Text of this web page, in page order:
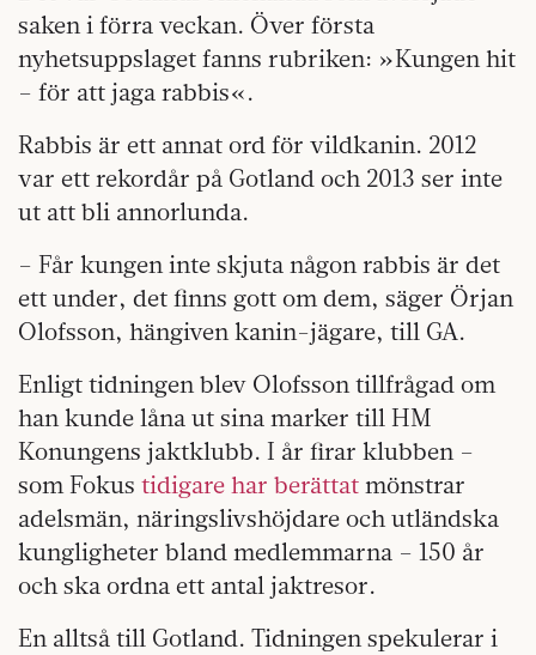
saken i förra veckan. Över första
nyhetsuppslaget fanns rubriken: »Kungen hit
– för att jaga rabbis«.
Rabbis är ett annat ord för vildkanin. 2012
var ett rekordår på Gotland och 2013 ser inte
ut att bli annorlunda.
– Får kungen inte skjuta någon rabbis är det
ett under, det finns gott om dem, säger Örjan
Olofsson, hängiven kanin-jägare, till GA.
Enligt tidningen blev Olofsson tillfrågad om
han kunde låna ut sina marker till HM
Konungens jaktklubb. I år firar klubben –
som Fokus tidigare har berättat mönstrar
adelsmän, näringslivshöjdare och utländska
kungligheter bland medlemmarna – 150 år
och ska ordna ett antal jaktresor.
En alltså till Gotland. Tidningen spekulerar i